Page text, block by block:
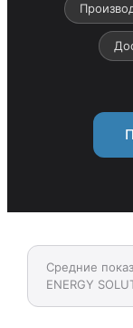
Средние
ENERGY